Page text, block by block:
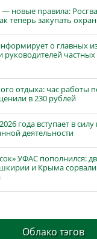
новые правила:
теперь закупать
о главных
руководителей
отдыха: час работы
в 230 рублей
года вступает в
деятельности
УФАС пополнился:
и Крыма сорвали
Облако тэгов